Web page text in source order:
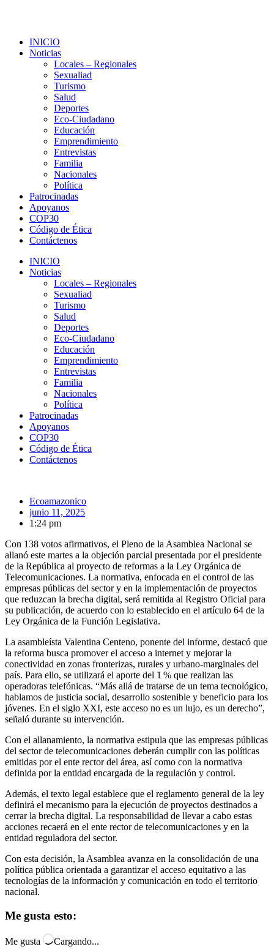
INICIO
Noticias
Locales – Regionales
Sexualiad
Turismo
Salud
Deportes
Eco-Ciudadano
Educación
Emprendimiento
Entrevistas
Familia
Nacionales
Política
Patrocinadas
Apoyanos
COP30
Código de Ética
Contáctenos
INICIO
Noticias
Locales – Regionales
Sexualiad
Turismo
Salud
Deportes
Eco-Ciudadano
Educación
Emprendimiento
Entrevistas
Familia
Nacionales
Política
Patrocinadas
Apoyanos
COP30
Código de Ética
Contáctenos
Ecoamazonico
junio 11, 2025
1:24 pm
Con 138 votos afirmativos, el Pleno de la Asamblea Nacional se
allanó este martes a la objeción parcial presentada por el presidente
de la República al proyecto de reformas a la Ley Orgánica de
Telecomunicaciones. La normativa, enfocada en el control de las
empresas públicas del sector y en la implementación de proyectos
que reduzcan la brecha digital, será remitida al Registro Oficial para
su publicación, de acuerdo con lo establecido en el artículo 64 de la
Ley Orgánica de la Función Legislativa.
La asambleísta Valentina Centeno, ponente del informe, destacó que
la reforma busca promover el acceso a internet y mejorar la
conectividad en zonas fronterizas, rurales y urbano-marginales del
país. Para ello, se utilizará el aporte del 1 % que realizan las
operadoras telefónicas. “Más allá de tratarse de un tema tecnológico,
hablamos de justicia social, desarrollo sostenible y beneficio para los
jóvenes. En el siglo XXI, este acceso no es un lujo, es un derecho”,
señaló durante su intervención.
Con el allanamiento, la normativa estipula que las empresas públicas
del sector de telecomunicaciones deberán cumplir con las políticas
emitidas por el ente rector del área, así como con la normativa
definida por la entidad encargada de la regulación y control.
Además, el texto legal establece que el reglamento general de la ley
definirá el mecanismo para la ejecución de proyectos destinados a
cerrar la brecha digital. La responsabilidad de llevar a cabo estas
acciones recaerá en el ente rector de telecomunicaciones y en la
entidad reguladora del sector.
Con esta decisión, la Asamblea avanza en la consolidación de una
política pública orientada a garantizar el acceso equitativo a las
tecnologías de la información y comunicación en todo el territorio
nacional.
Me gusta esto:
Me gusta Cargando...